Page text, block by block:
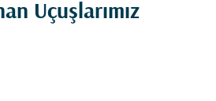
Uçuşlarımız